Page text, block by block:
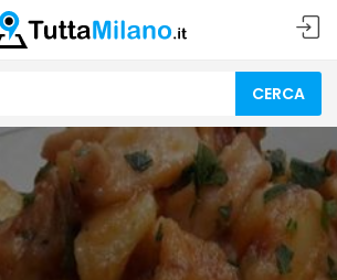
CERCA